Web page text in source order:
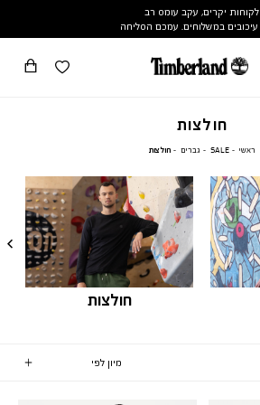
לקוחות יקרים, עקב עומס רב
עיכובים במשלוחים. עמכם הסליחה
חולצות
ראשי ראשיSALE
SALEגברים גברים
חולצותחולצות
חולצות